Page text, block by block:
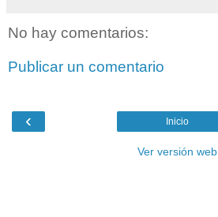
No hay comentarios:
Publicar un comentario
‹ Inicio
Ver versión web